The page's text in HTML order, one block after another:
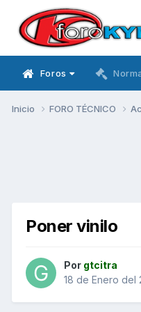
Foros
Inicio FORO TÉCNICO
Poner vinilo
Por gtcitra
18 de Enero del